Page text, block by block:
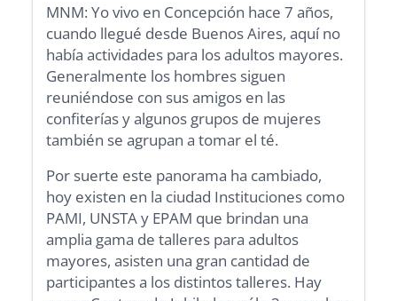
MNM: Yo vivo en Concepción hace 7 años,
cuando llegué desde Buenos Aires, aquí no
había actividades para los adultos mayores.
Generalmente los hombres siguen
reuniéndose con sus amigos en las
confiterías y algunos grupos de mujeres
también se agrupan a tomar el té.
Por suerte este panorama ha cambiado,
hoy existen en la ciudad Instituciones como
PAMI, UNSTA y EPAM que brindan una
amplia gama de talleres para adultos
mayores, asisten una gran cantidad de
participantes a los distintos talleres. Hay